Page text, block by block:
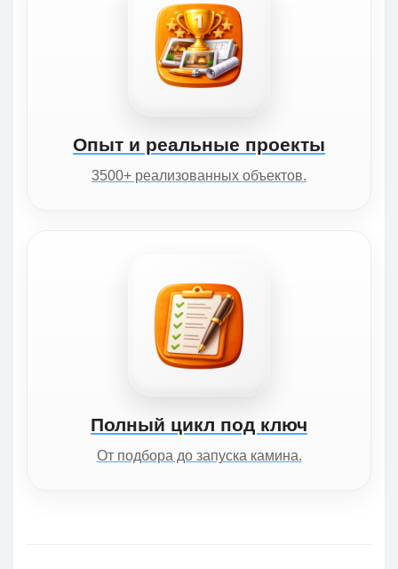
Опыт и реальные проекты
3500+ реализованных объектов.
Полный цикл под ключ
От подбора до запуска камина.